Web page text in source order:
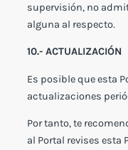
supervisión, no
alguna al respecto.
10.- ACTUALIZACIÓN
Es posible que esta
actualizaciones
Por tanto, te
al Portal revises esta